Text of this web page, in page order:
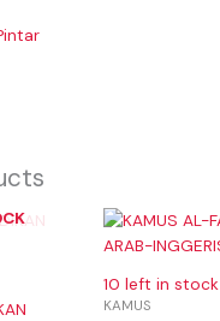
10 left in stock
KAMUS